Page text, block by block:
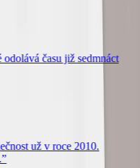
času již sedmnáct
už v roce 2010.
”